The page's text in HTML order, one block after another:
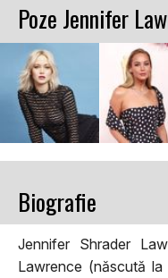
Poze Jennifer
Biografie
Jennifer Shrader
Lawrence (născută